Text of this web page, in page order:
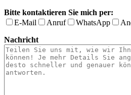
Bitte kontaktieren Sie mich per:
E-Mail
Anruf WhatsApp
Nachricht